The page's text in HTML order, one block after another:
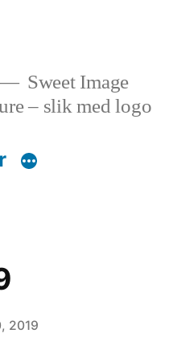
Sweet Image
– slik med logo
2019